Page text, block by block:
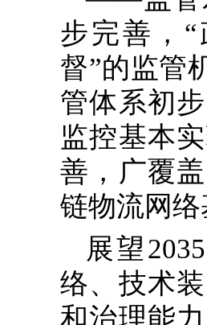
步完善，
督”的监管
管体系初
监控基本
善，广覆
链物流网
展望
络、技术
和治理能